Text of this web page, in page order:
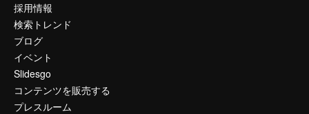
採用情報
検索トレンド
ブログ
イベント
Slidesgo
コンテンツを販売する
プレスルーム